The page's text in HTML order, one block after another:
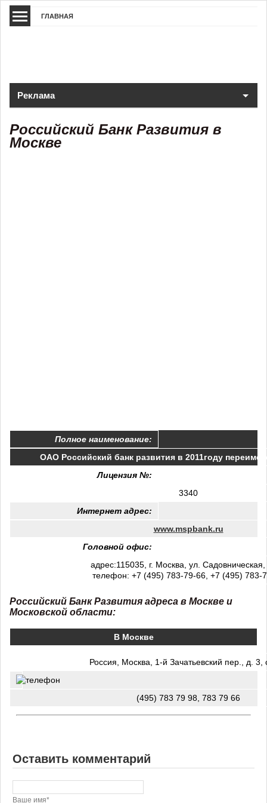
ГЛАВНАЯ
Реклама
Российский Банк Развития в
Москве
Полное наименование:
ОАО Российский банк развития в 2011году
Лицензия №:
3340
Интернет адрес:
www.mspbank.ru
Головной офис:
адрес:115035, г. Москва, ул.
телефон: +7 (495) 783-79-66, +7 (495) 783-
Российский Банк Развития адреса в Москве и
Московской области:
В Москве
Россия, Москва, 1-й Зачатьевский пер., д. 3,
(495) 783 79 98, 783 79 66
Оставить комментарий
Ваше имя*